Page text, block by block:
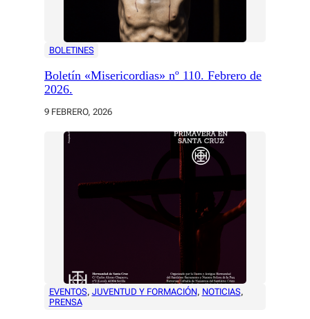
BOLETINES
Boletín «Misericordias» nº 110. Febrero de
2026.
9 FEBRERO, 2026
EVENTOS, JUVENTUD Y FORMACIÓN, NOTICIAS
PRENSA